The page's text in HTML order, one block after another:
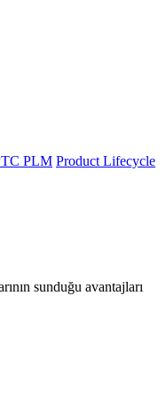
PLM Product Lifecycle
sunduğu avantajları